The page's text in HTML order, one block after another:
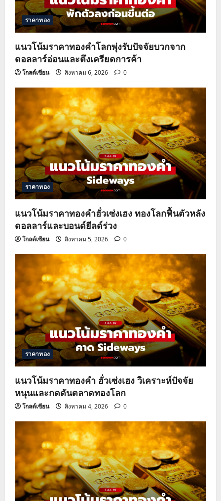
ราคาทอง
แนวโน้มราคาทองคำโลกพุ่งรับปัจจัยบวกจาก
ดอลลาร์อ่อนและตึงเครียดการค้า
โกลด์เซียน สิงหาคม 6, 2026 0
ราคาทอง
แนวโน้มราคาทองคำฮั่วเซ่งเฮง ทองโลกฟื้นตัวหลัง
ดอลลาร์และบอนด์ยีลด์ร่วง
โกลด์เซียน สิงหาคม 5, 2026 0
ราคาทอง
แนวโน้มราคาทองคำ ฮั่วเซ่งเฮง วิเคราะห์ปัจจัย
หนุนและกดดันตลาดทองโลก
โกลด์เซียน สิงหาคม 4, 2026 0